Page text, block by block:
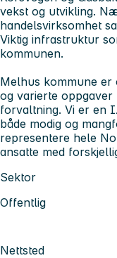
vekst og utvikling.
handelsvirksomhet
Viktig infrastruktur
kommunen.
Melhus kommune er
og varierte
forvaltning. Vi er en
både modig og
representere hele
ansatte med
Sektor
Offentlig
Nettsted